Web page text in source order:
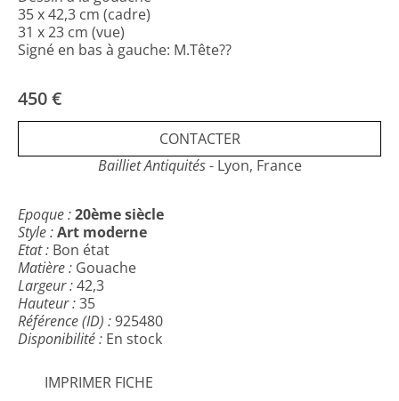
35 x 42,3 cm (cadre)
31 x 23 cm (vue)
Signé en bas à gauche: M.Tête??
450 €
CONTACTER
Bailliet Antiquités- Lyon, France
Epoque :20ème siècle
Style :Art moderne
Etat : Bon état
Matière : Gouache
Largeur :42,3
Hauteur :35
Référence (ID) :925480
Disponibilité : En stock
IMPRIMER FICHE